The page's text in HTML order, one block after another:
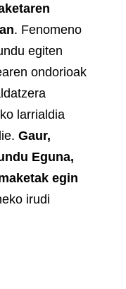
. Fenomeno
egiten
ondorioak
larrialdia
Gaur,
Eguna,
egin
irudi